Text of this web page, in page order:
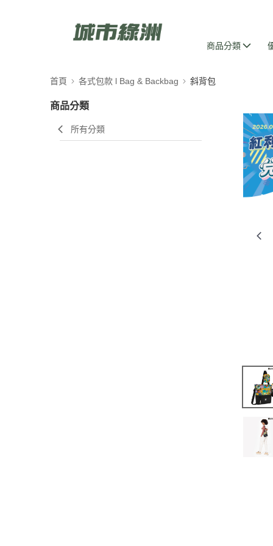
商品分類
首頁 各式包款 l Bag & Backbag 斜背包
商品分類
所有分類